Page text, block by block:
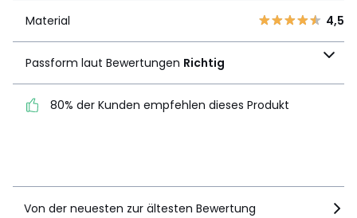
4,5
Passform laut
Bewertungen
80% der Kunden
Material 4,5
Passform laut Bewertungen Richtig
80% der Kunden empfehlen dieses Produkt
Von der neuesten zur ältesten Bewertung